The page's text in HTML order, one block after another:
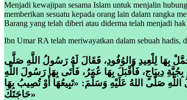
Menjadi kewajipan sesama Islam untuk menjalin
memberikan sesuatu kepada orang lain dalam rangka
Barang yang telah diberi atau diderma telah menjadi
Ibn Umar RA telah meriwayatkan dalam sebuah hadis,
بِهَا لِلْعِيدِ وَالوُفُودِ، فَقَالَ لَهُ رَسُولُ اللَّهِ صَلَّى
دِيبَاجٍ، فَأَقْبَلَ بِهَا عُمَرُ، فَأَتَى بِهَا رَسُولَ اللَّهِ
صَلَّى اللهُ عَلَيْهِ وَسَلَّمَ: «تَبِيعُهَا أَوْ تُصِيبُ بِهَا
حَاجَتَكَ»